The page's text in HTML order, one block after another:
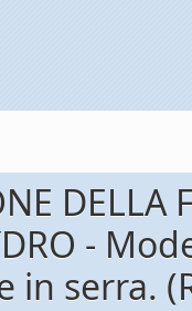
DELLA
-
in serra.